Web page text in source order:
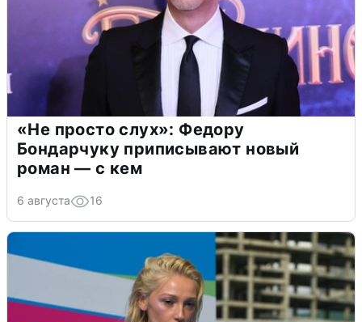
«Не просто слух»: Федору
Бондарчуку приписывают новый
роман — с кем
6 августа 16